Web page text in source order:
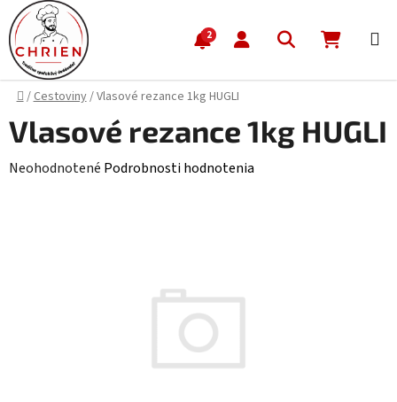
Prejsť na obsah
2 Hľadať
Domov
/Cestoviny/Vlasové rezance 1kg HUGLI
Vlasové rezance 1kg HUGLI
Priemerné hodnotenie produktu je 0,0 z 5 hviezdičiek.
Neohodnotené Podrobnosti hodnotenia